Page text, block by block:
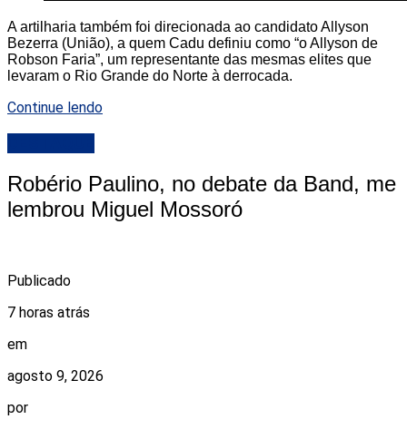
A artilharia também foi direcionada ao candidato Allyson
Bezerra (União), a quem Cadu definiu como “o Allyson de
Robson Faria”, um representante das mesmas elites que
levaram o Rio Grande do Norte à derrocada.
Continue lendo
Robério Paulino, no debate da Band, me
lembrou Miguel Mossoró
Publicado
7 horas atrás
em
agosto 9, 2026
por